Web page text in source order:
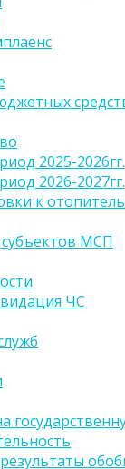
2025-2026гг.
2026-2027гг.
к
МСП
ЧС